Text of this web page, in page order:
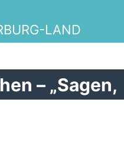
LAND
– „Sagen,